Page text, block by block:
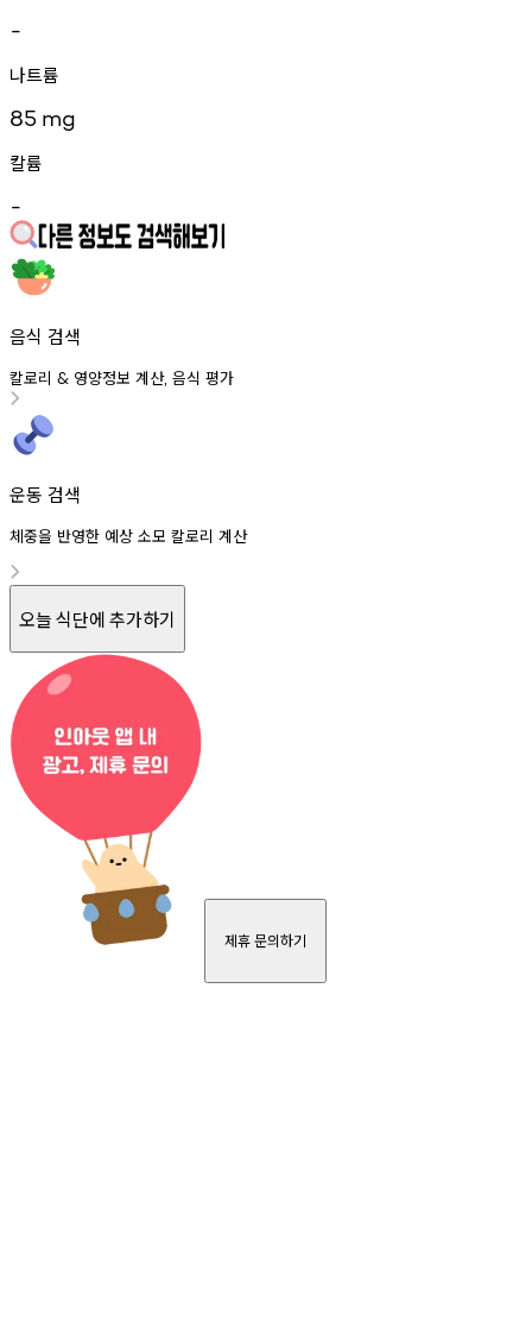
-
나트륨
85 mg
칼륨
-
음식 검색
칼로리 & 영양정보 계산, 음식 평가
운동 검색
체중을 반영한 예상 소모 칼로리 계산
오늘 식단에 추가하기
제휴 문의하기